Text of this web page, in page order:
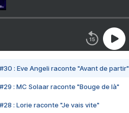
#30 : Eve Angeli raconte "Avant de partir"
#29 : MC Solaar raconte "Bouge de là"
#28 : Lorie raconte "Je vais vite"